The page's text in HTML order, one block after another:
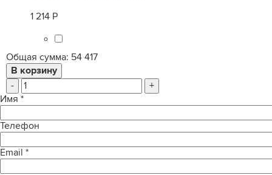
1 214 Р
Общая сумма: 54 417
-
+
Имя *
Телефон
Email *